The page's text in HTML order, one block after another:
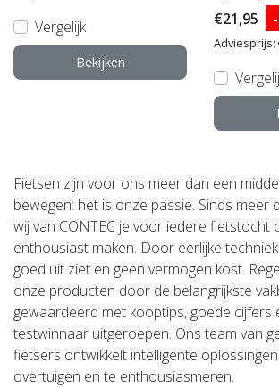
Vergelijk
Bekijken
€21,95
Adviesprijs:
Fietsen zijn voor ons meer dan een
bewegen: het is onze passie. Sinds meer
wij van CONTEC je voor iedere fietstocht
enthousiast maken. Door eerlijke
goed uit ziet en geen vermogen kost.
onze producten door de belangrijkste
gewaardeerd met kooptips, goede cijfers
testwinnaar uitgeroepen. Ons team van
fietsers ontwikkelt intelligente
overtuigen en te enthousiasmeren.